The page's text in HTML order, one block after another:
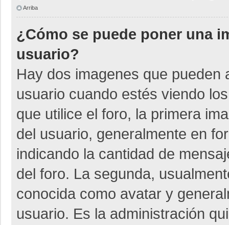
Arriba
¿Cómo se puede poner una
usuario?
Hay dos imagenes que
usuario cuando estés viendo
que utilice el foro, la primera
del usuario, generalmente en
indicando la cantidad de
del foro. La segunda,
conocida como avatar y
usuario. Es la administración